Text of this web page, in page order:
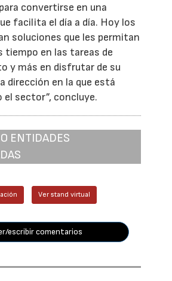
convertirse en una
facilita el día a día. Hoy los
soluciones que les permitan
tiempo en las tareas de
y más en disfrutar de su
dirección en la que está
el sector”, concluye.
ENTIDADES
Ver stand virtual
escribir comentarios